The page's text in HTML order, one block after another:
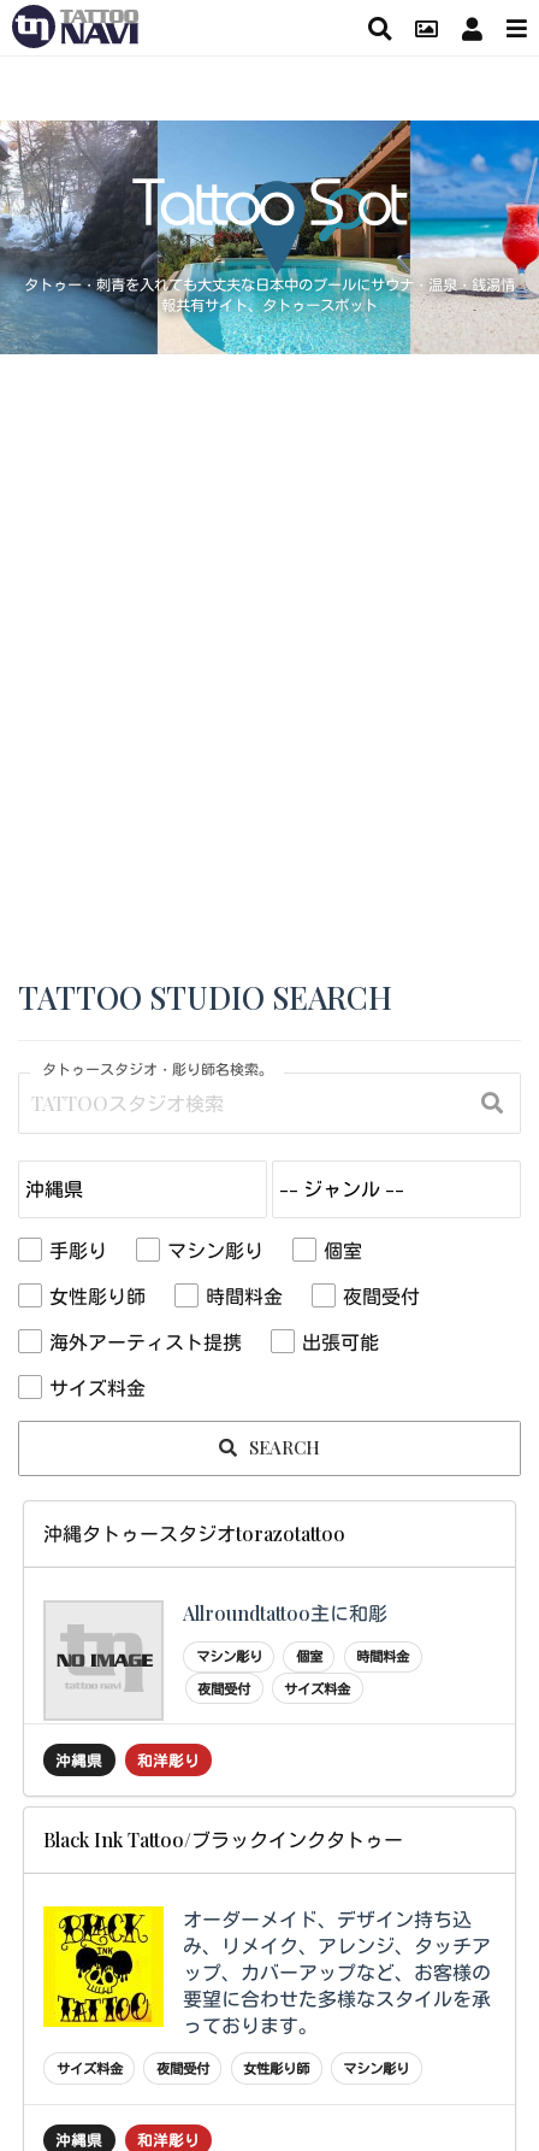
タトゥー・刺青を入れても大丈夫な日本中のプールにサウナ・温泉・銭湯情
報共有サイト、タトゥースポット
TATTOO STUDIO SEARCH
タトゥースタジオ・彫り師名検索。
手彫り マシン彫り
個室
女性彫り師
時間料金
夜間受付
海外アーティスト提携
出張可能
サイズ料金
SEARCH
沖縄タトゥースタジオtorazotattoo
Allroundtattoo主に和彫
マシン彫り 個室
時間料金
夜間受付
サイズ料金
沖縄県 和洋彫り
Black Ink Tattoo/ブラックインクタトゥー
オーダーメイド、デザイン持ち込
み、リメイク、アレンジ、タッチア
ップ、カバーアップなど、お客様の
要望に合わせた多様なスタイルを承
っております。
サイズ料金 夜間受付 女性彫り師 マシン彫り
沖縄県 和洋彫り